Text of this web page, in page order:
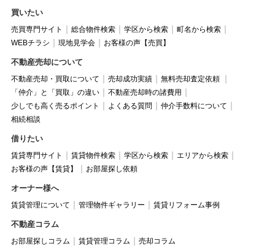
買いたい
売買専門サイト 総合物件検索 学区から検索
町名から検索
WEBチラシ
現地見学会 お客様の声【売買】
不動産売却について
不動産売却・買取について 売却成功実績
無料売却査定依頼
「仲介」と「買取」の違い
不動産売却時の諸費用
少しでも高く売るポイント
よくある質問
仲介手数料について
相続相談
借りたい
賃貸専門サイト 賃貸物件検索 学区から検索
エリアから検索
お客様の声【賃貸】
お部屋探し依頼
オーナー様へ
賃貸管理について 管理物件ギャラリー 賃貸リフォーム事例
不動産コラム
お部屋探しコラム 賃貸管理コラム 売却コラム